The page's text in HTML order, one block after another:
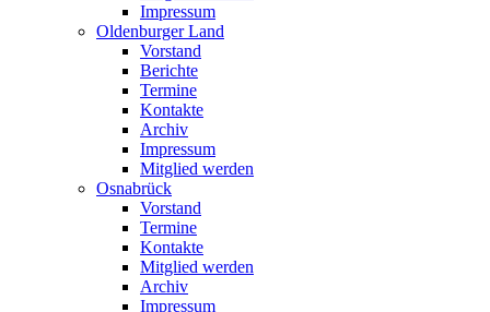
Impressum
Oldenburger Land
Vorstand
Berichte
Termine
Kontakte
Archiv
Impressum
Mitglied werden
Osnabrück
Vorstand
Termine
Kontakte
Mitglied werden
Archiv
Impressum